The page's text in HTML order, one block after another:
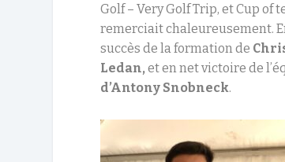
Golf – Very Golf Trip, et Cup of
remerciait chaleureusement.
succès de la formation de
Ledan, et en net victoire de
d’Antony Snobneck.